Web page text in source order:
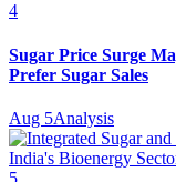
4
Sugar Price Surge
Prefer Sugar Sales
Aug 5Analysis
5